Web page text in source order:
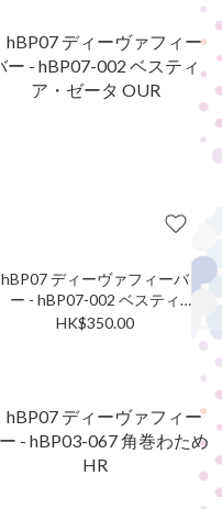
hBP07 ディーヴァフィーバ
ー - hBP07-002 ベスティ
ア・ゼータ OUR
HK$350.00